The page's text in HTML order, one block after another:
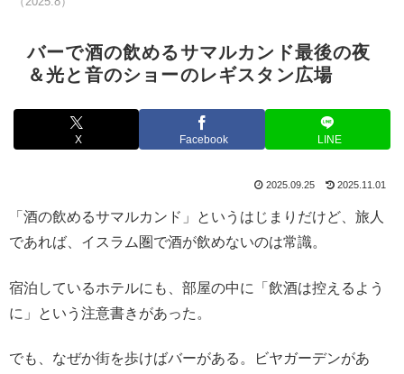
バーで酒の飲めるサマルカンド最後の夜
＆光と音のショーのレギスタン広場
X Facebook LINE
2025.09.25 2025.11.01
「酒の飲めるサマルカンド」というはじまりだけど、旅人
であれば、イスラム圏で酒が飲めないのは常識。
宿泊しているホテルにも、部屋の中に「飲酒は控えるよう
に」という注意書きがあった。
でも、なぜか街を歩けばバーがある。ビヤガーデンがあ